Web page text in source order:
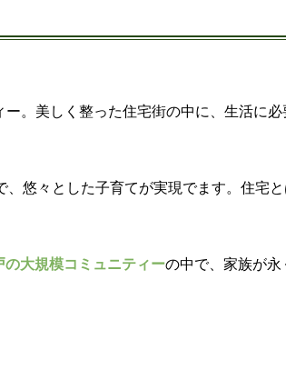
。美しく整った住宅街の中に、生活に
、悠々とした子育てが実現でます。住宅と
の大規模コミュニティーの中で、家族が